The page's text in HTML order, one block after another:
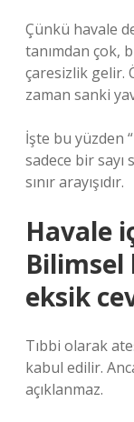
Çünkü havale
tanımdan çok,
çaresizlik gelir.
zaman sanki
İşte bu yüzden
sadece bir sayı
sınır arayışıdır.
Havale
Bilimsel
eksik
Tıbbi olarak
kabul edilir.
açıklanmaz.